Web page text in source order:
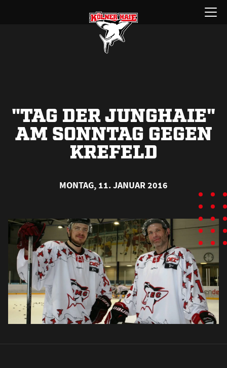
Menü
öffnen
"TAG DER JUNGHAIE"
AM SONNTAG GEGEN
KREFELD
MONTAG, 11. JANUAR 2016